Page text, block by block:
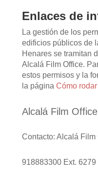
Enlaces de
La gestión de los
edificios públicos de
Henares se tramitan
Alcalá Film Office.
estos permisos y la
la página Cómo
Alcalá Film Office
Contacto: Alcalá Film
918883300 Ext. 6279